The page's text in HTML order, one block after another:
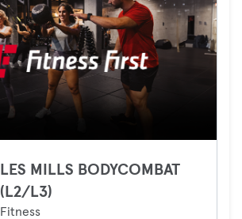
LES MILLS BODYCOMBAT
(L2/L3)
Fitness